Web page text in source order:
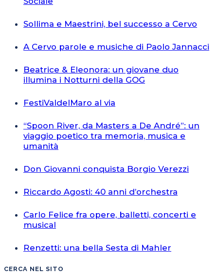
Sollima e Maestrini, bel successo a Cervo
A Cervo parole e musiche di Paolo Jannacci
Beatrice & Eleonora: un giovane duo
illumina i Notturni della GOG
FestiValdelMaro al via
“Spoon River, da Masters a De André”: un
viaggio poetico tra memoria, musica e
umanità
Don Giovanni conquista Borgio Verezzi
Riccardo Agosti: 40 anni d’orchestra
Carlo Felice fra opere, balletti, concerti e
musical
Renzetti: una bella Sesta di Mahler
CERCA NEL SITO